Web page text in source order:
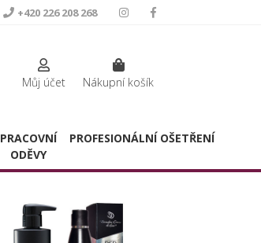
+420 226 208 268
Můj účet Nákupní košík
PRACOVNÍ
ODĚVY
PROFESIONÁLNÍ OŠETŘENÍ